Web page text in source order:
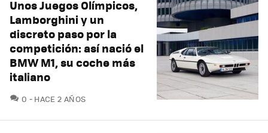
Unos Juegos Olímpicos,
Lamborghini y un
discreto paso por la
competición: así nació el
BMW M1, su coche más
italiano
0 COMENTARIOS
HACE 2 AÑOS